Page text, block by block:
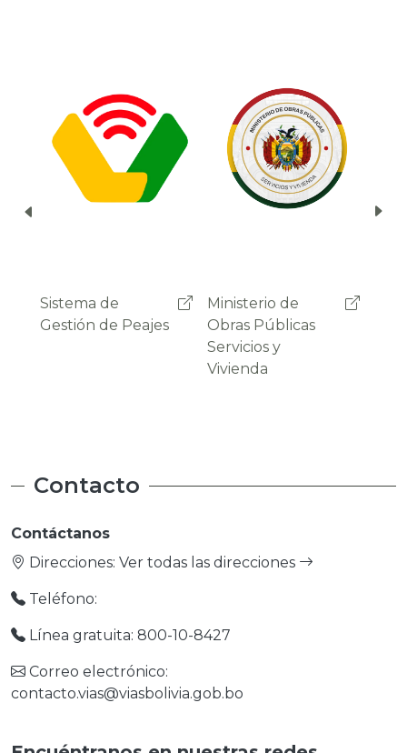
Ministerio de
Obras Públicas
Administradora
Boliviana de
Carreteras
Contacto
Contáctanos
Direcciones: Ver todas las direcciones
Teléfono:
Línea gratuita: 800-10-8427
Correo electrónico:
contacto.vias@viasbolivia.gob.bo